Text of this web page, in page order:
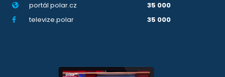
portál polar.cz
35 000
televize.polar
35 000